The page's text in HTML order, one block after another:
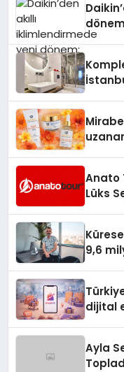
Anato
Lüks
9,6
dijital
Ayla